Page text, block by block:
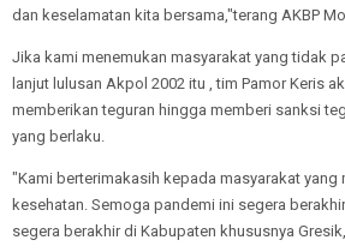
dan keselamatan kita bersama,"terang AKBP
Jika kami menemukan masyarakat yang tidak
lanjut lulusan Akpol 2002 itu , tim Pamor Keris
memberikan teguran hingga memberi sanksi
yang berlaku.
"Kami berterimakasih kepada masyarakat yang
kesehatan. Semoga pandemi ini segera
segera berakhir di Kabupaten khususnya